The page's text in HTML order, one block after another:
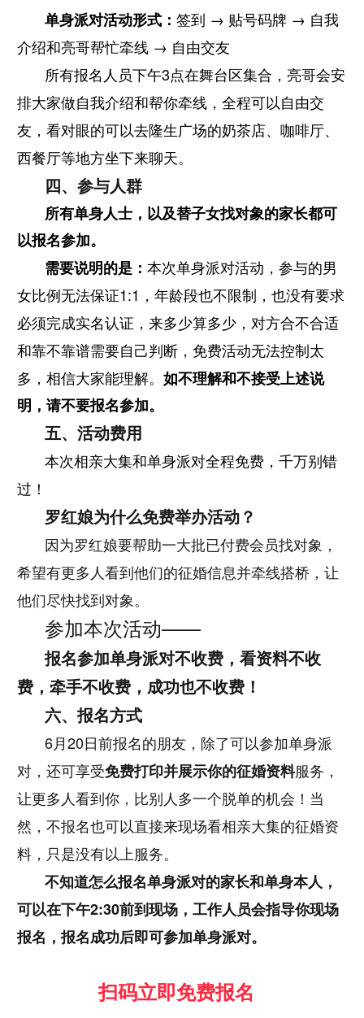
单身派对活动形式：签到 → 贴号码牌 → 自我
介绍和亮哥帮忙牵线 → 自由交友
所有报名人员下午3点在舞台区集合，亮哥会安
排大家做自我介绍和帮你牵线，全程可以自由交
友，看对眼的可以去隆生广场的奶茶店、咖啡厅、
西餐厅等地方坐下来聊天。
四、参与人群
所有单身人士，以及替子女找对象的家长都可
以报名参加。
需要说明的是：本次单身派对活动，参与的男
女比例无法保证1:1，年龄段也不限制，也没有要求
必须完成实名认证，来多少算多少，对方合不合适
和靠不靠谱需要自己判断，免费活动无法控制太
多，相信大家能理解。如不理解和不接受上述说
明，请不要报名参加。
五、活动费用
本次相亲大集和单身派对全程免费，千万别错
过！
罗红娘为什么免费举办活动？
因为罗红娘要帮助一大批已付费会员找对象，
希望有更多人看到他们的征婚信息并牵线搭桥，让
他们尽快找到对象。
参加本次活动——
报名参加单身派对不收费，看资料不收
费，牵手不收费，成功也不收费！
六、报名方式
6月20日前报名的朋友，除了可以参加单身派
对，还可享受免费打印并展示你的征婚资料服务，
让更多人看到你，比别人多一个脱单的机会！当
然，不报名也可以直接来现场看相亲大集的征婚资
料，只是没有以上服务。
不知道怎么报名单身派对的家长和单身本人，
可以在下午2:30前到现场，工作人员会指导你现场
报名，报名成功后即可参加单身派对。
扫码立即免费报名